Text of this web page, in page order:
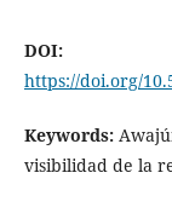
DOI:
https://doi.org/
Keywords:
visibilidad de la